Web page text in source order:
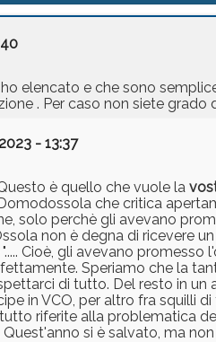
elencato e che sono
. Per caso non siete
- 13:37
è quello che vuole la
che critica
solo perchè gli avevano
non è degna di ricevere
Cioè, gli avevano promesso
Speriamo che la
di tutto. Del resto in un
in VCO, per altro fra squilli
riferite alla problematica
si è salvato, ma non